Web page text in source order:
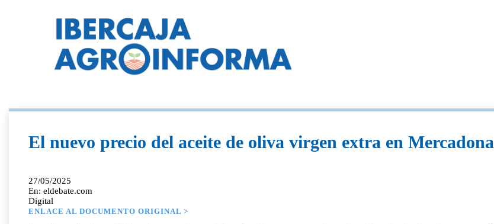
El nuevo precio del aceite de oliva virgen extra en Mercadona
27/05/2025
En: eldebate.com
Digital
ENLACE AL DOCUMENTO ORIGINAL >